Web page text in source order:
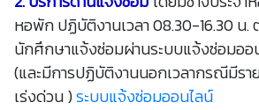
หอพัก ปฏิบัติงานเวลา 08.30-16.30 น.
นักศึกษาแจ้งซ่อมผ่านระบบแจ้งซ่อมออ
(และมีการปฏิบัติงานนอกเวลากรณีมีรา
เร่งด่วน )ระบบแจ้งซ่อมออนไลน์